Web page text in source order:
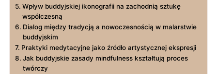
Wpływ buddyjskiej ikonografii na zachodnią sztukę
współczesną
Dialog między tradycją a nowoczesnością w malarstwie
buddyjskim
Praktyki medytacyjne jako źródło artystycznej ekspresji
Jak buddyjskie zasady mindfulness kształtują proces
twórczy